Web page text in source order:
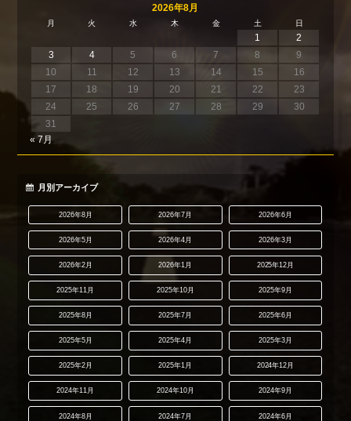
2026年8月
月 火 水 木 金 土 日
1
2
3
4 5 6 7 8
9
10
11 12 13 14 15
16
17
18 19 20 21 22
23
24
25 26 27 28 29
30
31
« 7月
月別アーカイブ
2026年8月 2026年7月 2026年6月
2026年5月 2026年4月 2026年3月
2026年2月 2026年1月 2025年12月
2025年11月 2025年10月 2025年9月
2025年8月 2025年7月 2025年6月
2025年5月 2025年4月 2025年3月
2025年2月 2025年1月 2024年12月
2024年11月 2024年10月 2024年9月
2024年8月 2024年7月 2024年6月